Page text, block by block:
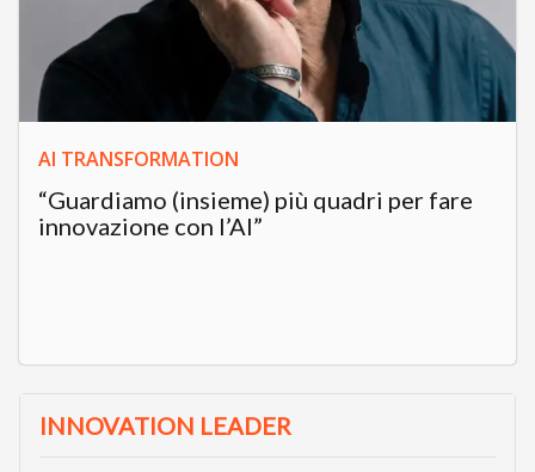
AI TRANSFORMATION
“Guardiamo (insieme) più quadri per fare
innovazione con l’AI”
INNOVATION LEADER